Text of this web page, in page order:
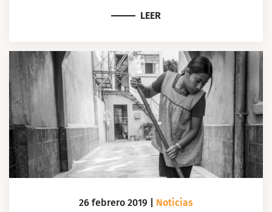
LEER
26 febrero 2019 Noticias